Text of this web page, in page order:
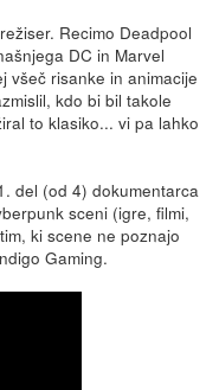
Recimo Deadpool
DC in Marvel
všeč risanke in animacije
kdo bi bil takole
to klasiko... vi pa lahko
del (od 4) dokumentarca
sceni (igre, filmi,
ki scene ne poznajo
Gaming.